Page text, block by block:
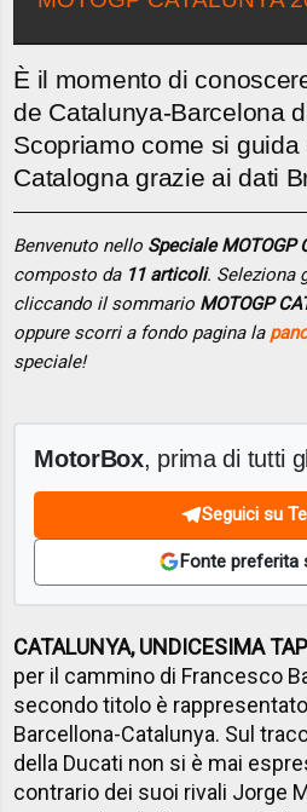
È il momento di
de Catalunya-Barcelona
Scopriamo come si guida
Catalogna grazie ai dati
Benvenuto nello Speciale MOTOGP
composto da 11 articoli. Seleziona
cliccando il sommario MOTOGP
oppure scorri a fondo pagina la
speciale!
MotorBox, prima di tutti
Seguici su
Fonte preferita
CATALUNYA, UNDICESIMA
per il cammino di Francesco
secondo titolo è
Barcellona-Catalunya. Sul
della Ducati non si è mai
contrario dei suoi rivali Jorge